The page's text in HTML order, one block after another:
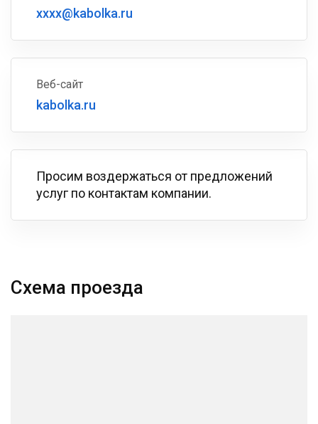
xxxx@kabolka.ru
Веб-сайт
kabolka.ru
Просим воздержаться от предложений
услуг по контактам компании.
Схема проезда